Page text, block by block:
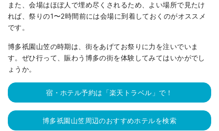
また、会場はほぼ人で埋め尽くされるため、よい場所で見たけ
れば、祭りの1〜2時間前には会場に到着しておくのがオススメ
です。
博多祇園山笠の時期は、街をあげてお祭りに力を注いでいま
す。ぜひ行って、賑わう博多の街を体験してみてはいかがでし
ょうか。
宿・ホテル予約は「楽天トラベル」で！
博多祇園山笠周辺のおすすめホテルを検索